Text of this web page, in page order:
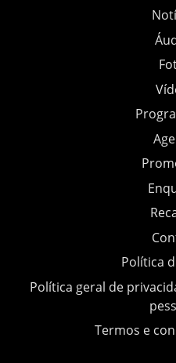
Política
Política geral de
Termos e